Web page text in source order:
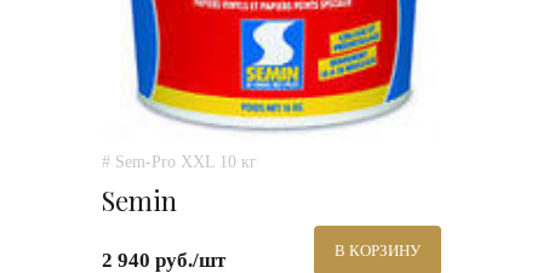
# Sem-Pro XXL 10 кг
Semin
2 940 руб./шт В КОРЗИНУ